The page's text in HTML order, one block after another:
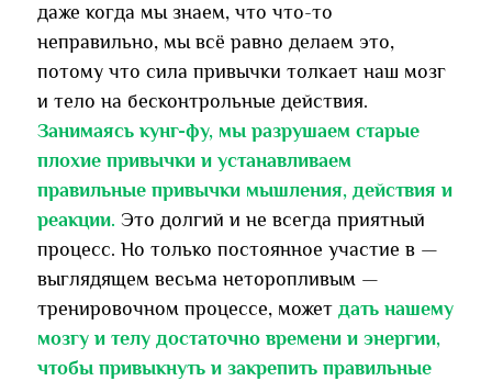
даже когда мы знаем, что что-то
неправильно, мы всё равно делаем это,
потому что сила привычки толкает наш мозг
и тело на бесконтрольные действия.
Занимаясь кунг-фу, мы разрушаем старые
плохие привычки и устанавливаем
правильные привычки мышления, действия и
реакции. Это долгий и не всегда приятный
процесс. Но только постоянное участие в —
выглядящем весьма неторопливым —
тренировочном процессе, может дать нашему
мозгу и телу достаточно времени и энергии,
чтобы привыкнуть и закрепить правильные